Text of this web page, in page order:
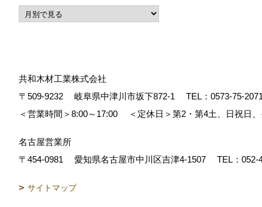
共和木材工業株式会社
〒509-9232
岐阜県中津川市坂下872‐1 TEL： 0573-75-2071
＜営業時間＞8:00～17:00
＜定休日＞第2・第4土、日祝日
名古屋営業所
〒454-0981
愛知県名古屋市中川区吉津4-1507 TEL： 052-
サイトマップ